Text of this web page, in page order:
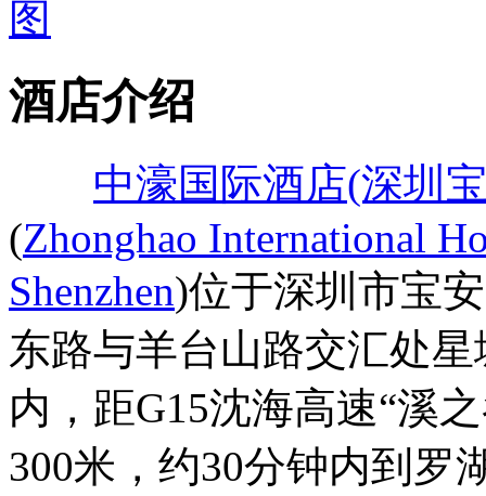
酒店介绍
中濠国际酒店(深圳
(Zhonghao International
Shenzhen)位于深圳市宝
东路与羊台山路交汇处
内，距G15沈海高速“溪
300米，约30分钟内到罗